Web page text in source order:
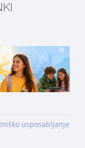
usposabljanje